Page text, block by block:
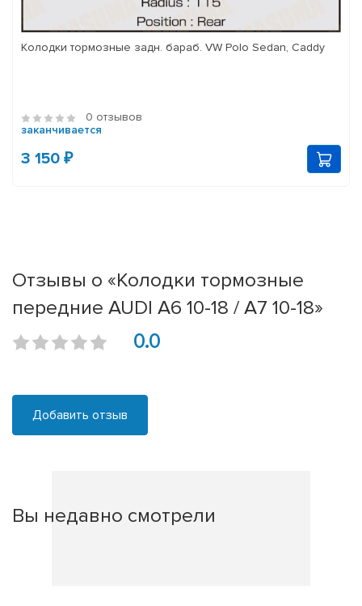
Колодки тормозные задн. бараб. VW Polo Sedan, Caddy
0 отзывов
заканчивается
3 150 ₽
Отзывы о «Колодки тормозные
передние AUDI A6 10-18 / A7 10-18»
0.0
Добавить отзыв
Вы недавно смотрели